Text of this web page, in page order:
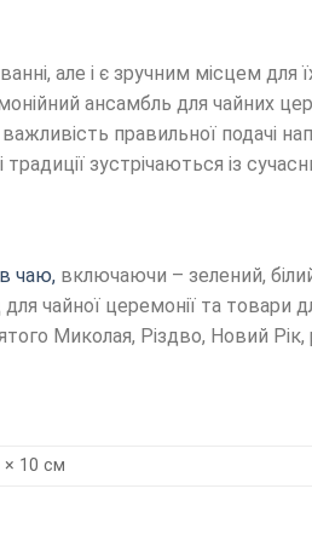
але і є зручним місцем для
ансамбль для чайних
правильної подачі
зустрічаються із
чаю, включаючи – зелений,
чайної церемонії та товари
Миколая, Різдво, Новий Рік,
× 10 см